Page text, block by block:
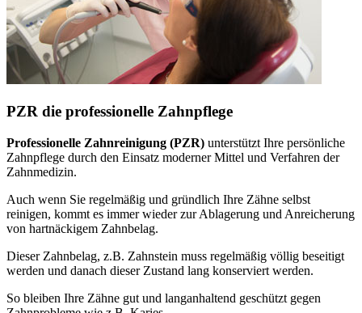
PZR die professionelle Zahnpflege
Professionelle Zahnreinigung (PZR) unterstützt Ihre persönliche
Zahnpflege durch den Einsatz moderner Mittel und Verfahren der
Zahnmedizin.
Auch wenn Sie regelmäßig und gründlich Ihre Zähne selbst
reinigen, kommt es immer wieder zur Ablagerung und Anreicherung
von hartnäckigem Zahnbelag.
Dieser Zahnbelag, z.B. Zahnstein muss regelmäßig völlig beseitigt
werden und danach dieser Zustand lang konserviert werden.
So bleiben Ihre Zähne gut und langanhaltend geschützt gegen